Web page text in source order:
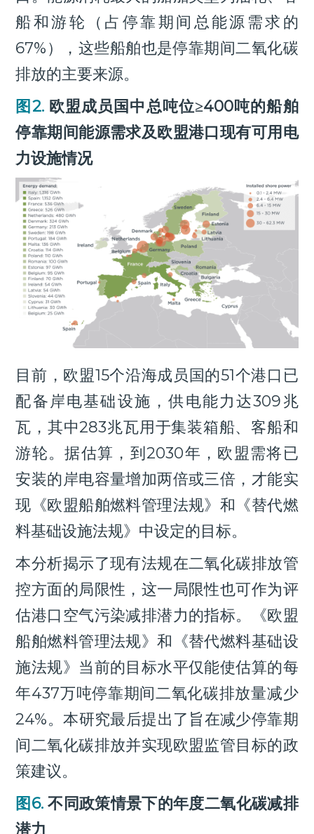
船和游轮（占停靠期间总能源需求的
67%），这些船舶也是停靠期间二氧化碳
排放的主要来源。
图2. 欧盟成员国中总吨位≥400吨的船舶
停靠期间能源需求及欧盟港口现有可用电
力设施情况
目前，欧盟15个沿海成员国的51个港口已
配备岸电基础设施，供电能力达309兆
瓦，其中283兆瓦用于集装箱船、客船和
游轮。据估算，到2030年，欧盟需将已
安装的岸电容量增加两倍或三倍，才能实
现《欧盟船舶燃料管理法规》和《替代燃
料基础设施法规》中设定的目标。
本分析揭示了现有法规在二氧化碳排放管
控方面的局限性，这一局限性也可作为评
估港口空气污染减排潜力的指标。《欧盟
船舶燃料管理法规》和《替代燃料基础设
施法规》当前的目标水平仅能使估算的每
年437万吨停靠期间二氧化碳排放量减少
24%。本研究最后提出了旨在减少停靠期
间二氧化碳排放并实现欧盟监管目标的政
策建议。
图6.不同政策情景下的年度二氧化碳减排
潜力